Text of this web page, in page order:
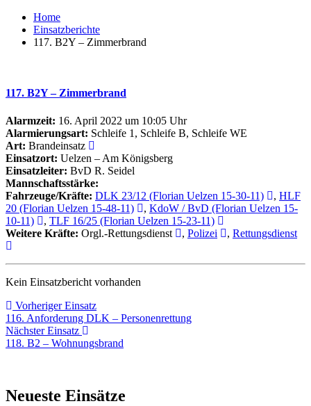
Home
Einsatzberichte
117. B2Y – Zimmerbrand
117. B2Y – Zimmerbrand
Alarmzeit: 16. April 2022 um 10:05 Uhr
Alarmierungsart: Schleife 1, Schleife B, Schleife WE
Art: Brandeinsatz
Einsatzort: Uelzen – Am Königsberg
Einsatzleiter: BvD R. Seidel
Mannschaftsstärke:
Fahrzeuge/Kräfte: DLK 23/12 (Florian Uelzen 15-30-11) , HLF
20 (Florian Uelzen 15-48-11)
, KdoW / BvD (Florian Uelzen 15-
10-11)
, TLF 16/25 (Florian Uelzen 15-23-11)
Weitere Kräfte: Orgl.-Rettungsdienst , Polizei , Rettungsdienst
Kein Einsatzbericht vorhanden
Beitragsnavigation
Vorheriger EinsatzVorheriger
Einsatz:
116. Anforderung DLK – Personenrettung
Nächster Einsatz
Einsatz:
118. B2 – Wohnungsbrand
Neueste Einsätze